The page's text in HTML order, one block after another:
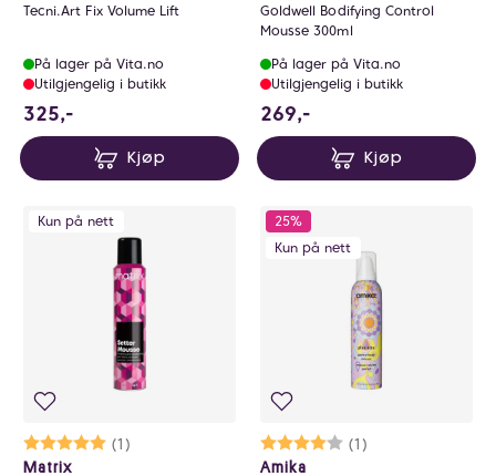
Tecni.Art Fix Volume Lift
På lager på Vita.no
Utilgjengelig i butikk
325,-
Kjøp
Goldwell Bodifying Control
Mousse 300ml
På lager på Vita.no
Utilgjengelig i butikk
269,-
Kjøp
Kun på nett
Karakter:
(1)
5.0 av 5 mulige
Matrix
25%
Kun på nett
Karakter:
(1)
4.0 av 5 mulige
Amika